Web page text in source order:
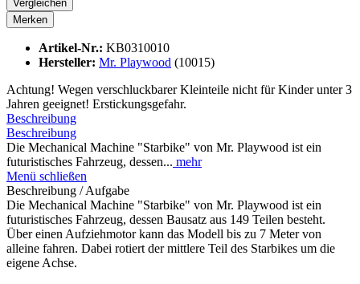
Vergleichen
Merken
Artikel-Nr.: KB0310010
Hersteller: Mr. Playwood (10015)
Achtung! Wegen verschluckbarer Kleinteile nicht für Kinder unter 3
Jahren geeignet! Erstickungsgefahr.
Beschreibung
Beschreibung
Die Mechanical Machine "Starbike" von Mr. Playwood ist ein
futuristisches Fahrzeug, dessen... mehr
Menü schließen
Beschreibung / Aufgabe
Die Mechanical Machine "Starbike" von Mr. Playwood ist ein
futuristisches Fahrzeug, dessen Bausatz aus 149 Teilen besteht.
Über einen Aufziehmotor kann das Modell bis zu 7 Meter von
alleine fahren. Dabei rotiert der mittlere Teil des Starbikes um die
eigene Achse.